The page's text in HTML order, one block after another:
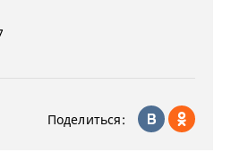
Поделиться: